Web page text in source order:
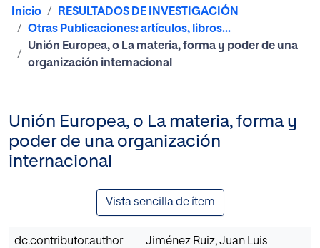
Inicio
RESULTADOS DE INVESTIGACIÓN
Otras Publicaciones: artículos, libros...
Unión Europea, o La materia, forma y poder de una
organización internacional
Unión Europea, o La materia, forma y
poder de una organización
internacional
Vista sencilla de ítem
dc.contributor.author Jiménez Ruiz, Juan Luis